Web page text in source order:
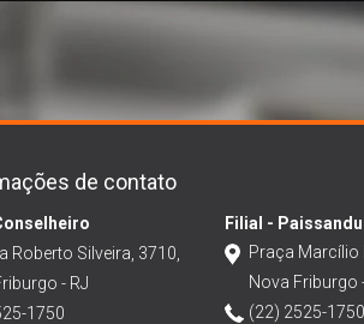
de contato
Roberto Silveira, 3710,
- RJ
1750
Filial - Paissandu
Praça Marcílio
Nova Friburgo
(22) 2525-1750